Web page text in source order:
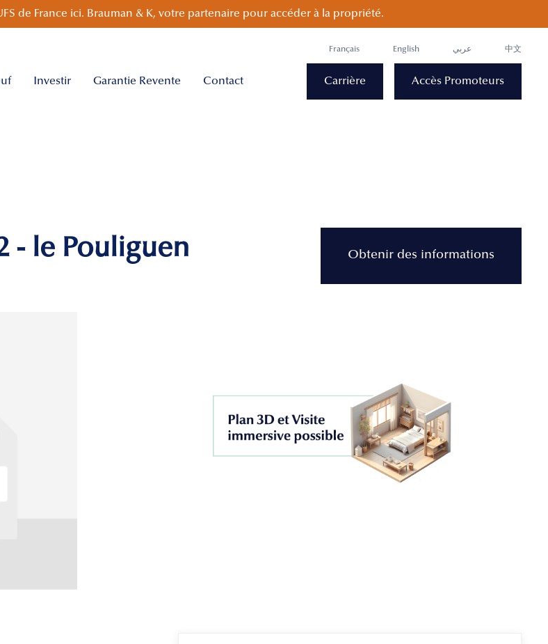
de France ici. Brauman & K, votre partenaire pour accéder à la propriété.
Français English عربي 中文
Investir Garantie Revente Contact Carrière Accès Promoteurs
- le Pouliguen Obtenir des informations